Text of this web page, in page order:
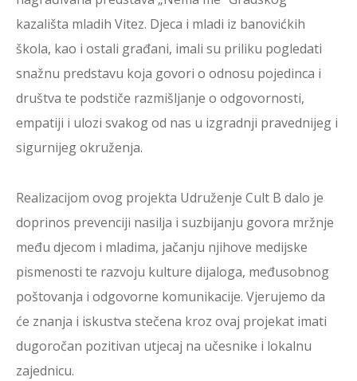
kazališta mladih Vitez. Djeca i mladi iz banovićkih
škola, kao i ostali građani, imali su priliku pogledati
snažnu predstavu koja govori o odnosu pojedinca i
društva te podstiče razmišljanje o odgovornosti,
empatiji i ulozi svakog od nas u izgradnji pravednijeg i
sigurnijeg okruženja.
Realizacijom ovog projekta Udruženje Cult B dalo je
doprinos prevenciji nasilja i suzbijanju govora mržnje
među djecom i mladima, jačanju njihove medijske
pismenosti te razvoju kulture dijaloga, međusobnog
poštovanja i odgovorne komunikacije. Vjerujemo da
će znanja i iskustva stečena kroz ovaj projekat imati
dugoročan pozitivan utjecaj na učesnike i lokalnu
zajednicu.